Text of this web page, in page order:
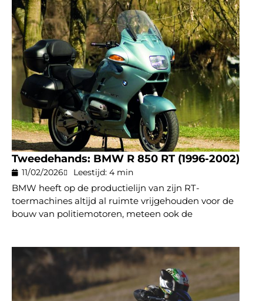
Tweedehands: BMW R 850 RT (1996-2002)
11/02/2026 Leestijd: 4 min
BMW heeft op de productielijn van zijn RT-
toermachines altijd al ruimte vrijgehouden voor de
bouw van politiemotoren, meteen ook de